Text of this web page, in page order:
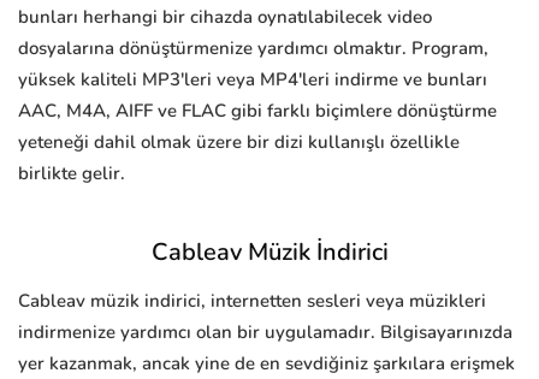
bunları herhangi bir cihazda oynatılabilecek video
dosyalarına dönüştürmenize yardımcı olmaktır. Program,
yüksek kaliteli MP3'leri veya MP4'leri indirme ve bunları
AAC, M4A, AIFF ve FLAC gibi farklı biçimlere dönüştürme
yeteneği dahil olmak üzere bir dizi kullanışlı özellikle
birlikte gelir.
Cableav Müzik İndirici
Cableav müzik indirici, internetten sesleri veya müzikleri
indirmenize yardımcı olan bir uygulamadır. Bilgisayarınızda
yer kazanmak, ancak yine de en sevdiğiniz şarkılara erişmek